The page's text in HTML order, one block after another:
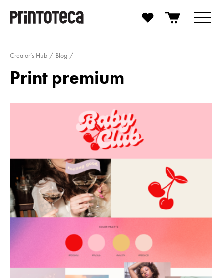
Creator’s Hub Blog
Print premium